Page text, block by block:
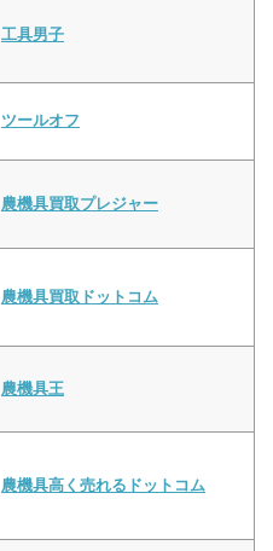
工具男子
ツールオフ
農機具買取プレジャー
農機具買取ドットコム
農機具王
農機具高く売れるドットコム